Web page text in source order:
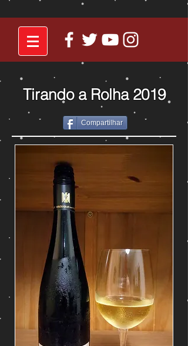
Tirando a Rolha 2019
Compartilhar